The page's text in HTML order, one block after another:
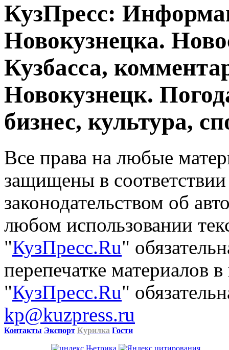
КузПресс:
Новокузнецка.
Кузбасса,
Новокузнецк.
бизнес, культура,
Все права на любые
защищены в
законодательством об
любом использовании
"КузПресс.Ru"
перепечатке материалов
"КузПресс.Ru"
kp@kuzpress.ru
Контакты Экспорт Курилка Гости